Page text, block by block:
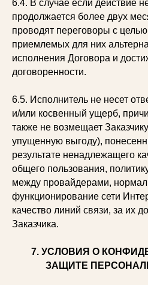
6.4. В случае если действие
продолжается более двух
проводят переговоры с
приемлемых для них
исполнения Договора и
договоренности.
6.5. Исполнитель не несет
и/или косвенный ущерб,
также не возмещает
упущенную выгоду),
результате ненадлежащего
общего пользования,
между провайдерами,
функционирование сети
качество линий связи, за их
Заказчика.
7. УСЛОВИЯ О
ЗАЩИТЕ